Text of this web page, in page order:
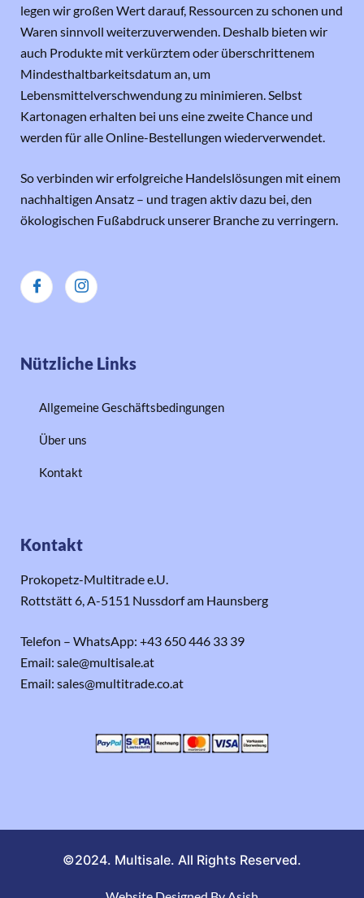
legen wir großen Wert darauf, Ressourcen zu schonen und
Waren sinnvoll weiterzuverwenden. Deshalb bieten wir
auch Produkte mit verkürztem oder überschrittenem
Mindesthaltbarkeitsdatum an, um
Lebensmittelverschwendung zu minimieren. Selbst
Kartonagen erhalten bei uns eine zweite Chance und
werden für alle Online-Bestellungen wiederverwendet.
So verbinden wir erfolgreiche Handelslösungen mit einem
nachhaltigen Ansatz – und tragen aktiv dazu bei, den
ökologischen Fußabdruck unserer Branche zu verringern.
Nützliche Links
Allgemeine Geschäftsbedingungen
Über uns
Kontakt
Kontakt
Prokopetz-Multitrade e.U.
Rottstätt 6, A-5151 Nussdorf am Haunsberg
Telefon – WhatsApp: +43 650 446 33 39
Email: sale@multisale.at
Email: sales@multitrade.co.at
©2024. Multisale. All Rights Reserved.